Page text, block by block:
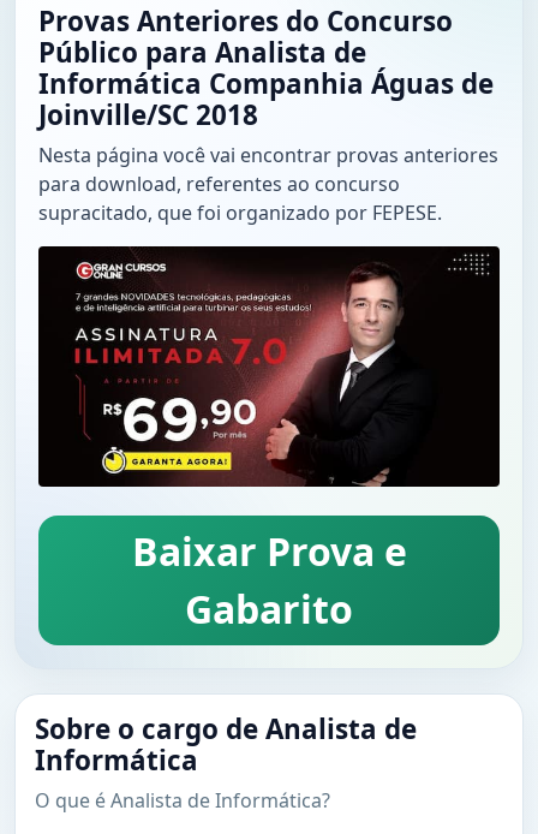
Provas Anteriores do Concurso
Público para Analista de
Informática Companhia Águas de
Joinville/SC 2018
Nesta página você vai encontrar provas anteriores
para download, referentes ao concurso
supracitado, que foi organizado por FEPESE.
Baixar Prova e
Gabarito
Sobre o cargo de Analista de
Informática
O que é Analista de Informática?